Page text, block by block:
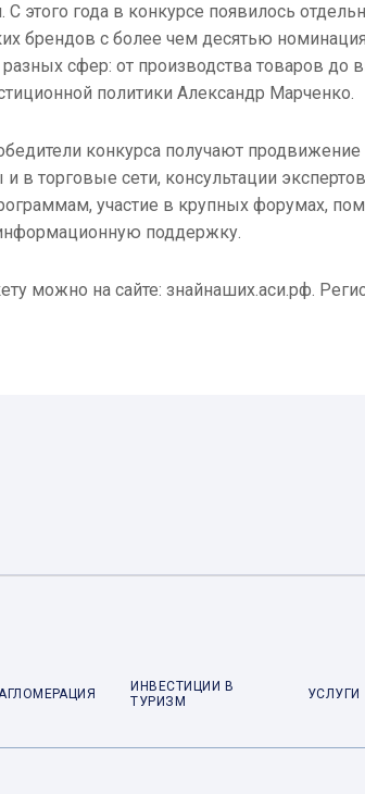
С этого года в конкурсе появилось
брендов с более чем десятью
сфер: от производства товаров до
политики Александр Марченко.
конкурса получают
в торговые сети, консультации
участие в крупных форумах,
поддержку.
можно на сайте: знайнаших.аси.рф.
ИНВЕСТИЦИИ В
ТУРИЗМ
УСЛУГИ